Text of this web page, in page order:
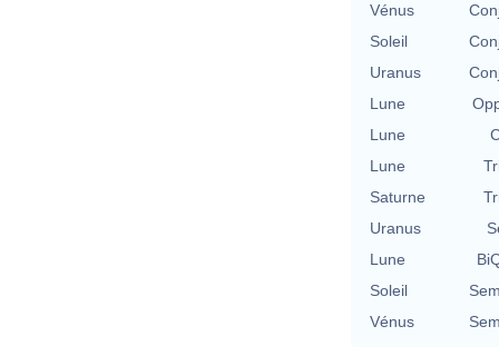
Vénus
Soleil
Uranus
Lune
Lune
Lune
Saturne
Uranus
Lune
Soleil
Vénus